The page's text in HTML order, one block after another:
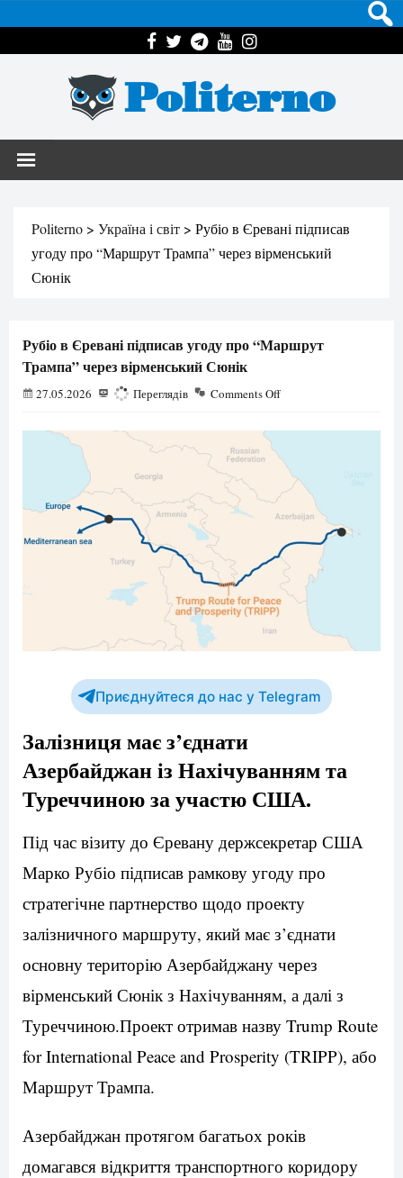
Politerno
Politerno > Україна і світ > Рубіо в Єревані підписав
угоду про “Маршрут Трампа” через вірменський
Сюнік
Рубіо в Єревані підписав угоду про “Маршрут
Трампа” через вірменський Сюнік
27.05.2026 222 Переглядів Comments Off
Приєднуйтеся до нас у Telegram
Залізниця має з’єднати
Азербайджан із Нахічуванням та
Туреччиною за участю США.
Під час візиту до Єревану держсекретар США
Марко Рубіо підписав рамкову угоду про
стратегічне партнерство щодо проекту
залізничного маршруту, який має з’єднати
основну територію Азербайджану через
вірменський Сюнік з Нахічуванням, а далі з
Туреччиною.Проект отримав назву Trump Route
for International Peace and Prosperity (TRIPP), або
Маршрут Трампа.
Азербайджан протягом багатьох років
домагався відкриття транспортного коридору